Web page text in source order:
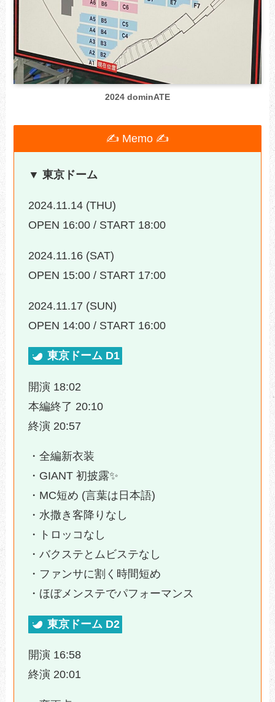
2024 dominATE
✍ Memo ✍
▼ 東京ドーム
2024.11.14 (THU)
OPEN 16:00 / START 18:00
2024.11.16 (SAT)
OPEN 15:00 / START 17:00
2024.11.17 (SUN)
OPEN 14:00 / START 16:00
東京ドーム D1
開演 18:02
本編終了 20:10
終演 20:57
・全編新衣装
・GIANT 初披露✨️
・MC短め (言葉は日本語)
・水撒き客降りなし
・トロッコなし
・バクステとムビステなし
・ファンサに割く時間短め
・ほぼメンステでパフォーマンス
東京ドーム D2
開演 16:58
終演 20:01